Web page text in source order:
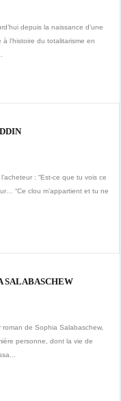
depuis la naissance d’une
l’histoire du totalitarisme en
: “Est-ce que tu vois ce
“Ce clou m’appartient et tu ne
SALABASCHEW
de Sophia Salabaschew,
personne, dont la vie de